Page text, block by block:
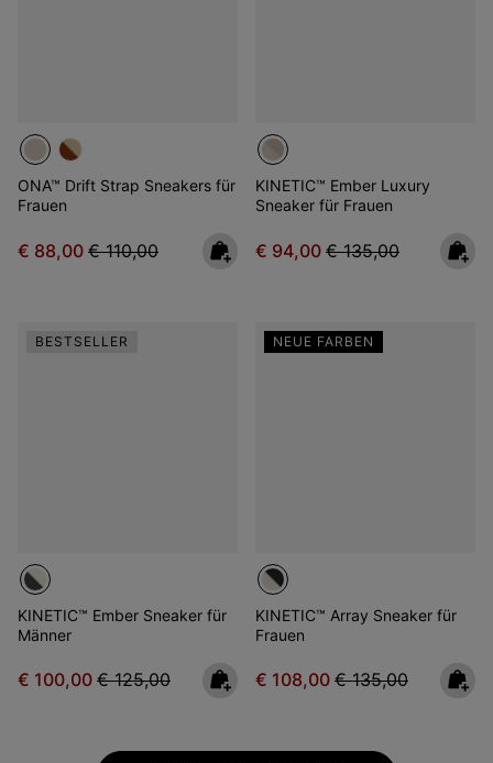
ONA™ Drift Strap Sneakers für
Frauen
Sale price:
€ 88,00 Regular price:
€ 110,00
KINETIC™ Ember Luxury
Sneaker für Frauen
Sale price:
€ 94,00 Regular price:
€ 135,00
BESTSELLER
KINETIC™ Ember Sneaker für
Männer
Sale price:
€ 100,00 Regular price:
€ 125,00
NEUE FARBEN
KINETIC™ Array Sneaker für
Frauen
Sale price:
€ 108,00 Regular price:
€ 135,00